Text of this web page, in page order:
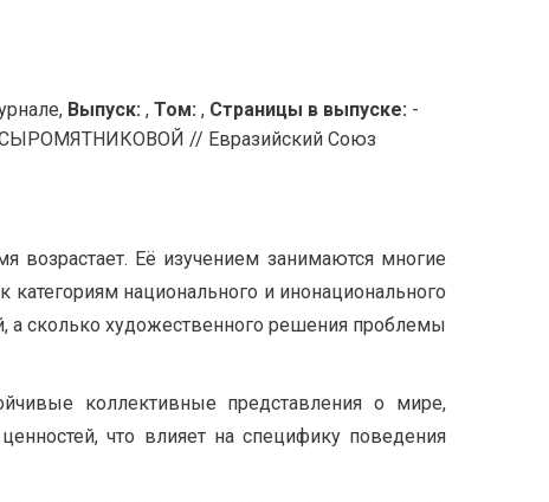
Выпуск: , Том: , Страницы в выпуске: -
// Евразийский Союз
возрастает. Её изучением занимаются многие
национального и инонационального
а сколько художественного решения проблемы
коллективные представления о мире,
что влияет на специфику поведения